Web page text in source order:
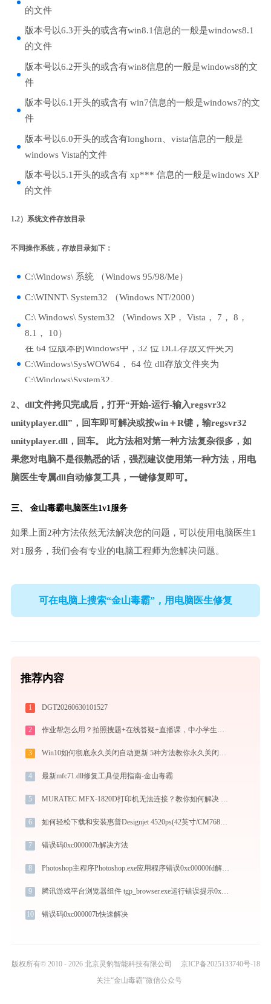
的文件
版本号以6.3开头的或含有win8.1信息的一般是windows8.1
的文件
版本号以6.2开头的或含有win8信息的一般是windows8的文
件
版本号以6.1开头的或含有 win7信息的一般是windows7的文
件
版本号以6.0开头的或含有longhorn、vista信息的一般是
windows Vista的文件
版本号以5.1开头的或含有 xp*** 信息的一般是windows XP
的文件
1.2）系统文件存放目录
不同操作系统，存放目录如下：
C:\Windows\ 系统 （Windows 95/98/Me）
C:\WINNT\ System32 （Windows NT/2000）
C:\ Windows\ System32 （Windows XP， Vista， 7， 8，
8.1， 10）
在 64 位版本的Windows中，32 位 DLL存放文件夹为
C:\Windows\SysWOW64， 64 位 dll存放文件夹为
C:\Windows\System32。
2、dll文件拷贝完成后，打开“开始-运行-输入regsvr32
unityplayer.dll”，回车即可解决或按win＋R键，输regsvr32
unityplayer.dll，回车。 此方法相对第一种方法复杂很多，如
果您对电脑不是很熟悉的话，强烈建议使用第一种方法，用电
脑医生专属dll自动修复工具，一键修复即可。
三、 金山毒霸电脑医生1v1服务
如果上面2种方法依然无法解决您的问题，可以使用电脑医生1
对1服务，我们会有专业的电脑工程师为您解决问题。
可在电脑上搜索“金山毒霸”，用电脑医生修复
推荐内容
1 DGT20260630101527
2 作业帮怎么用？拍照搜题+在线答疑+直播课，中小学生辅导全攻略
3 Win10如何彻底永久关闭自动更新 5种方法教你永久关闭win10自动更新
4 最新mfc71.dll修复工具使用指南-金山毒霸
5 MURATEC MFX-1820D打印机无法连接？教你如何解决 - 金山毒霸
6 如何轻松下载和安装惠普Designjet 4520ps(42英寸/CM768A)打印机驱动？跟着这篇指南走
7 错误码0xc000007b解决方法
8 Photoshop主程序Photoshop.exe应用程序错误0xc00000fd解决方法
9 腾讯游戏平台浏览器组件 tgp_browser.exe运行错误提示0xc000007b的解决办法
10 错误码0xc000007b快速解决
版权所有© 2010 - 2026 北京灵豹智能科技有限公司
京ICP备2025133740号-18
关注“金山毒霸”微信公众号